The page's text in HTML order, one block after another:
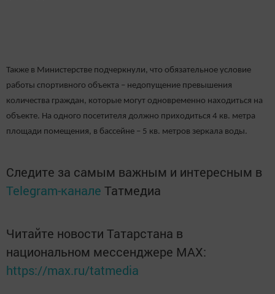
Также в Министерстве подчеркнули, что обязательное условие
работы спортивного объекта – недопущение превышения
количества граждан, которые могут одновременно находиться на
объекте. На одного посетителя должно приходиться 4 кв. метра
площади помещения, в бассейне – 5 кв. метров зеркала воды.
Следите за самым важным и интересным в
Telegram-канале Татмедиа
Читайте новости Татарстана в
национальном мессенджере MАХ:
https://max.ru/tatmedia